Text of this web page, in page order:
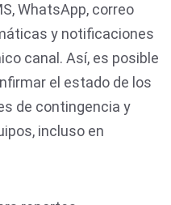
WhatsApp, correo
y notificaciones
canal. Así, es posible
el estado de los
de contingencia y
incluso en